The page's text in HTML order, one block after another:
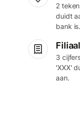
2
duidt
bank is.
3
'XXX'
aan.